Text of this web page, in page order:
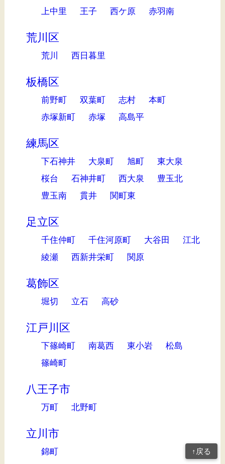
上中里 王子 西ケ原 赤羽南
荒川区
荒川 西日暮里
板橋区
前野町 双葉町 志村
本町
赤塚新町
赤塚 高島平
練馬区
下石神井 大泉町 旭町
東大泉
桜台
石神井町 西大泉
豊玉北
豊玉南
貫井 関町東
足立区
千住仲町 千住河原町 大谷田
江北
綾瀬
西新井栄町 関原
葛飾区
堀切 立石 高砂
江戸川区
下篠崎町 南葛西 東小岩
松島
篠崎町
八王子市
万町 北野町
立川市
錦町 ↑戻る